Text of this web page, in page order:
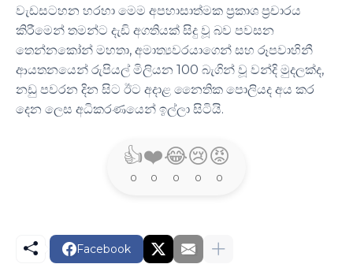
වැඩසටහන හරහා මෙම අපහාසාත්මක ප්‍රකාශ ප්‍රචාරය
කිරීමෙන් තමන්ට දැඩි අගතියක් සිදු වූ බව පවසන
තෙන්නකෝන් මහතා, අමාත්‍යවරයාගෙන් සහ රූපවාහිනී
ආයතනයෙන් රුපියල් මිලියන 100 බැගින් වූ වන්දි මුදලක්ද,
නඩු පවරන දින සිට ඊට අදාළ නෛතික පොලියද අය කර
දෙන ලෙස අධිකරණයෙන් ඉල්ලා සිටියි.
👍
0
❤️
0
😂
0
😢
0
😡
0
Facebook